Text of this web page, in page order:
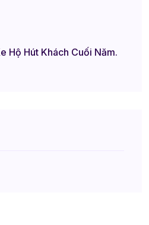
Hộ Hút Khách Cuối Năm.